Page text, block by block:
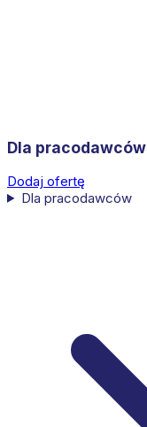
Dla pracodawców
Dodaj ofertę
Dla pracodawców